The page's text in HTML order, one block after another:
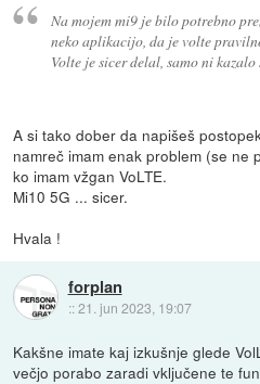
Na mojem mi9 je bilo potrebno
neko aplikacijo, da je volte
Volte je sicer delal, samo ni
A si tako dober da napišeš
namreč imam enak problem (se ne
ko imam vžgan VoLTE.
Mi10 5G ... sicer.
Hvala !
forplan
::21. jun 2023, 19:07
Kakšne imate kaj izkušnje glede
večjo porabo zaradi vključene te